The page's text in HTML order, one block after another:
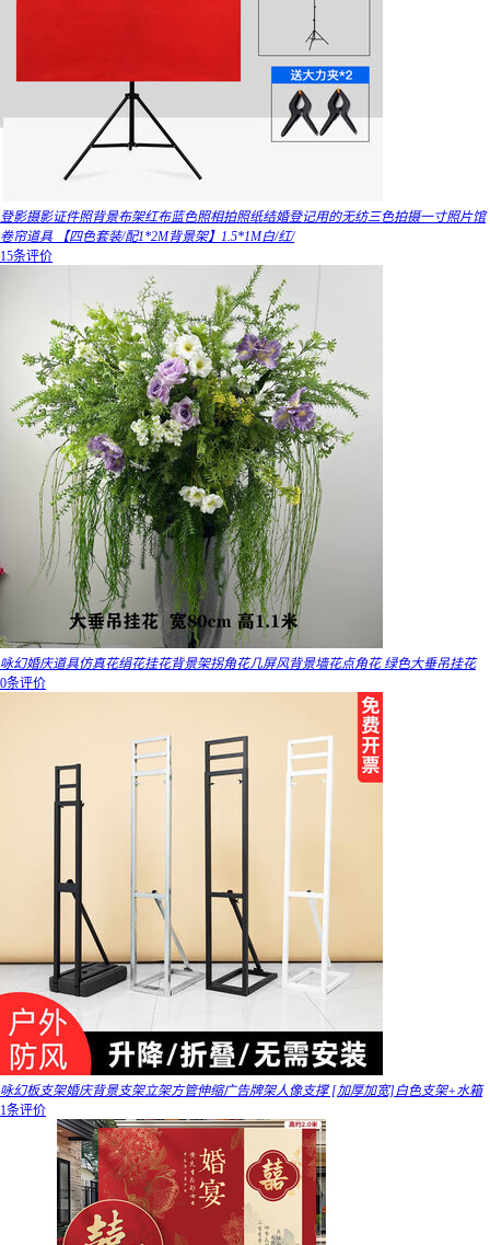
登影摄影证件照背景布架红布蓝色照相拍照纸结婚登记用的无纺三色拍摄一寸照片馆
卷帘道具 【四色套装/配1*2M背景架】1.5*1M白/红/
15条评价
咏幻婚庆道具仿真花绢花挂花背景架拐角花几屏风背景墙花点角花 绿色大垂吊挂花
0条评价
咏幻板支架婚庆背景支架立架方管伸缩广告牌架人像支撑 [加厚加宽]白色支架+水箱
1条评价